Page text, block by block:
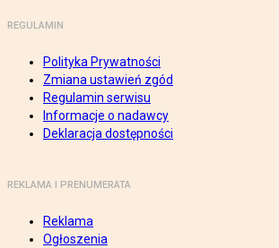
REGULAMIN
Polityka Prywatności
Zmiana ustawień zgód
Regulamin serwisu
Informacje o nadawcy
Deklaracja dostępności
REKLAMA I PRENUMERATA
Reklama
Ogłoszenia